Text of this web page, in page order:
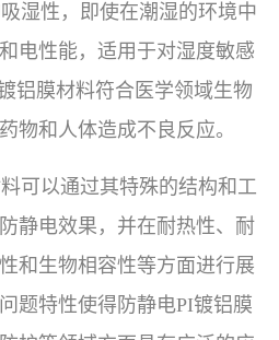
湿性，即使在潮湿的环境中
电性能，适用于对湿度敏感
铝膜材料符合医学领域生物
物和人体造成不良反应。
可以通过其特殊的结构和工
静电效果，并在耐热性、耐
和生物相容性等方面进行展
题特性使得防静电PI镀铝膜